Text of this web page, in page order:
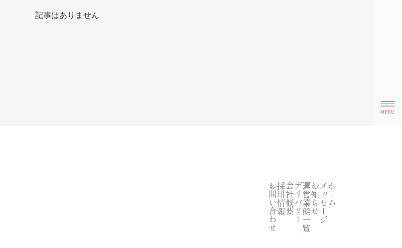
記事はありません
ホーム
メッセージ
お知らせ
運営業態一覧
デリバリー
会社概要
採用情報
お問い合わせ